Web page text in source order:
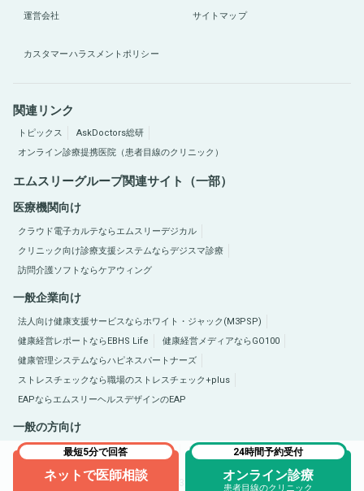
最短5分で回答
ネットで医師相談
24時間予約受付
オンライン診療
患者目線のクリニック
運営会社 サイトマップ
カスタマーハラスメントポリシー
関連リンク
トピックス
AskDoctors総研
オンライン診療提携医院（患者目線のクリニック）
エムスリーグループ関連サイト（一部）
医療機関向け
クラウド電子カルテならエムスリーデジカル
クリニック向け診療支援システムならデジスマ診療
訪問介護ソフトならケアウィング
一般企業向け
法人向け健康支援サービスならホワイト・ジャック(M3PSP)
健康経営レポートならEBHS Life
健康経営メディアならGO100
健康管理システムならハピネスパートナーズ
ストレスチェックなら職場のストレスチェック+plus
EAPならエムスリーヘルスデザインのEAP
一般の方向け
医療総合サイトQLife（キューライフ） 肥満症総合サイトならひまんラボ
Copyright © 2005-2026 M3, Inc. All Rights Reserved.